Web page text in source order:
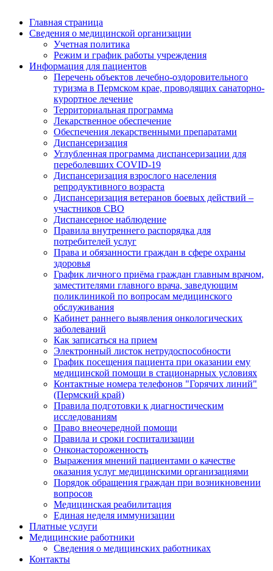
Главная страница
Сведения о медицинской организации
Учетная политика
Режим и график работы учреждения
Информация для пациентов
Перечень объектов лечебно-оздоровительного
туризма в Пермском крае, проводящих санаторно-
курортное лечение
Территориальная программа
Лекарственное обеспечение
Обеспечения лекарственными препаратами
Диспансеризация
Углубленная программа диспансеризации для
переболевших COVID-19
Диспансеризация взрослого населения
репродуктивного возраста
Диспансеризация ветеранов боевых действий –
участников СВО
Диспансерное наблюдение
Правила внутреннего распорядка для
потребителей услуг
Права и обязанности граждан в сфере охраны
здоровья
График личного приёма граждан главным врачом,
заместителями главного врача, заведующим
поликлиникой по вопросам медицинского
обслуживания
Кабинет раннего выявления онкологических
заболеваний
Как записаться на прием
Электронный листок нетрудоспособности
График посещения пациента при оказании ему
медицинской помощи в стационарных условиях
Контактные номера телефонов "Горячих линий"
(Пермский край)
Правила подготовки к диагностическим
исследованиям
Право внеочередной помощи
Правила и сроки госпитализации
Онконастороженность
Выражения мнений пациентами о качестве
оказания услуг медицинскими организациями
Порядок обращения граждан при возникновении
вопросов
Медицинская реабилитация
Единая неделя иммунизации
Платные услуги
Медицинские работники
Сведения о медицинских работниках
Контакты